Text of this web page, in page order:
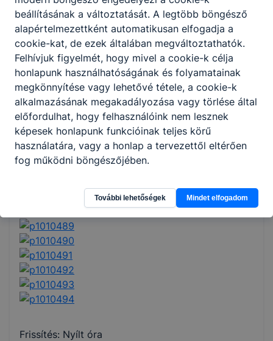
Frissítés: Nyílt óra
beállításának a változtatását. A legtöbb böngésző
alapértelmezettként automatikusan elfogadja a
cookie-kat, de ezek általában megváltoztathatók.
Felhívjuk figyelmét, hogy mivel a cookie-k célja
honlapunk használhatóságának és folyamatainak
megkönnyítése vagy lehetővé tétele, a cookie-k
alkalmazásának megakadályozása vagy törlése által
előfordulhat, hogy felhasználóink nem lesznek
képesek honlapunk funkcióinak teljes körű
használatára, vagy a honlap a tervezettől eltérően
fog működni böngészőjében.
További lehetőségek Mindet elfogadom